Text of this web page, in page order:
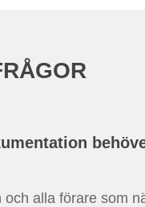
och alla förare som